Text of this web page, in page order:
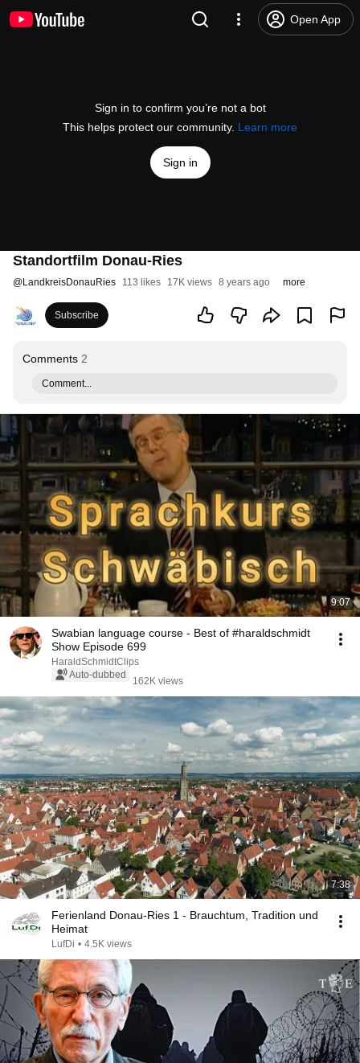
Open App
Sign in to confirm you’re not a bot
This helps protect our community. Learn more
Sign in
Standortfilm Donau-Ries
@LandkreisDonauRies 113 likes 17K views 8 years ago more
Subscribe
Comments 2
Comment...
9:07
Swabian language course - Best of #haraldschmidt
Show Episode 699
HaraldSchmidtClips
Auto-dubbed
162K views
7:38
Ferienland Donau-Ries 1 - Brauchtum, Tradition und
Heimat
LufDi • 4.5K views